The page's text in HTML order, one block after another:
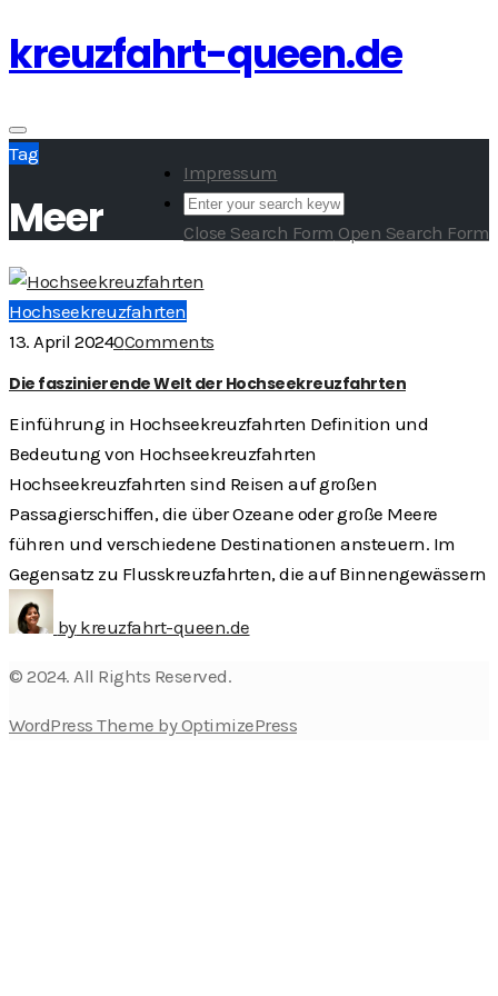
Skip
to
kreuzfahrt-queen.de
Toggle
navigation
Impressum
Close Search Form Open Search Form
Tag
Meer
Hochseekreuzfahrten
13. April 20240Comments
Die faszinierende Welt der Hochseekreuzfahrten
Einführung in Hochseekreuzfahrten Definition und
Bedeutung von Hochseekreuzfahrten
Hochseekreuzfahrten sind Reisen auf großen
Passagierschiffen, die über Ozeane oder große Meere
führen und verschiedene Destinationen ansteuern. Im
Gegensatz zu Flusskreuzfahrten, die auf Binnengewässern
by kreuzfahrt-queen.de
© 2024. All Rights Reserved.
WordPress Theme by OptimizePress